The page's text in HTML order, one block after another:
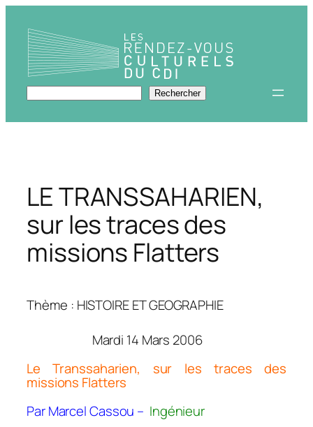
contenu
Rechercher Rechercher
LE TRANSSAHARIEN,
sur les traces des
missions Flatters
Thème : HISTOIRE ET GEOGRAPHIE
Mardi 14 Mars 2006
Le Transsaharien, sur les traces des
missions Flatters
Par Marcel Cassou – Ingénieur